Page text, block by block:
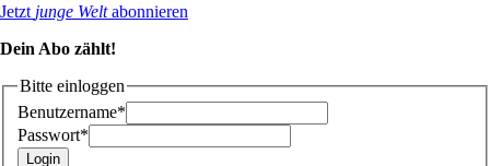
Jetzt junge Weltabonnieren
Dein Abo zählt!
Bitte einloggen
Benutzername*
Passwort*